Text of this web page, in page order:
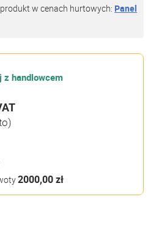
w cenach hurtowych: Panel
z handlowcem
2000,00 zł